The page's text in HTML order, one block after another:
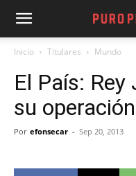
Inicio Titulares Mundo
El País:
su
Por efonsecar - Sep 20, 2013